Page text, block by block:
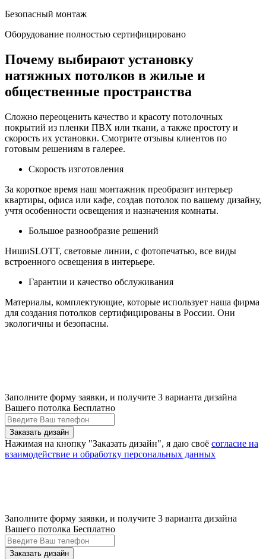
Безопасный монтаж
Оборудование полностью сертифицировано
Почему выбирают установку
натяжных потолков в жилые и
общественные пространства
Сложно переоценить качество и красоту потолочных
покрытий из пленки ПВХ или ткани, а также простоту и
скорость их установки. Смотрите отзывы клиентов по
готовым решениям в галерее.
Скорость изготовления
За короткое время наш монтажник преобразит интерьер
квартиры, офиса или кафе, создав потолок по вашему дизайну,
учтя особенности освещения и назначения комнаты.
Большое разнообразие решений
НишиSLOTT, световые линии, с фотопечатью, все виды
встроенного освещения в интерьере.
Гарантии и качество обслуживания
Материалы, комплектующие, которые использует наша фирма
для создания потолков сертифицированы в России. Они
экологичны и безопасны.
Заполните форму заявки, и получите 3 варианта дизайна
Вашего потолка Бесплатно
Нажимая на кнопку "Заказать дизайн", я даю своё согласие на
взаимодействие и обработку персональных данных
Заполните форму заявки, и получите 3 варианта дизайна
Вашего потолка Бесплатно